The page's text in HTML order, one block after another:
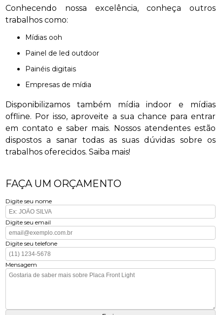
Conhecendo nossa excelência, conheça outros
trabalhos como:
mídias ooh
painel de led outdoor
painéis digitais
empresas de mídia
Disponibilizamos também mídia indoor e mídias
offline. Por isso, aproveite a sua chance para entrar
em contato e saber mais. Nossos atendentes estão
dispostos a sanar todas as suas dúvidas sobre os
trabalhos oferecidos. Saiba mais!
FAÇA UM ORÇAMENTO
Digite seu nome
Digite seu email
Digite seu telefone
Mensagem